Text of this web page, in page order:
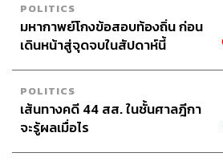
POLITICS
มหากาพย์โกงข้อสอบท้องถิ่น ก่อน
เดินหน้าสู่จุดจบในสัปดาห์นี้
POLITICS
เส้นทางคดี 44 สส. ในชั้นศาลฎีกา
จะรู้ผลเมื่อไร